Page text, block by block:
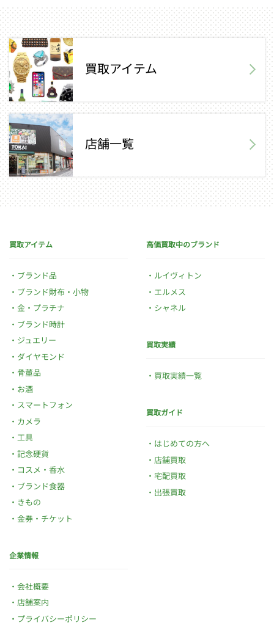
買取アイテム
店舗一覧
買取アイテム
ブランド品
ブランド財布・小物
金・プラチナ
ブランド時計
ジュエリー
ダイヤモンド
骨董品
お酒
スマートフォン
カメラ
工具
記念硬貨
コスメ・香水
ブランド食器
きもの
金券・チケット
高価買取中のブランド
ルイヴィトン
エルメス
シャネル
買取実績
買取実績一覧
買取ガイド
はじめての方へ
店舗買取
宅配買取
出張買取
企業情報
会社概要
店舗案内
プライバシーポリシー